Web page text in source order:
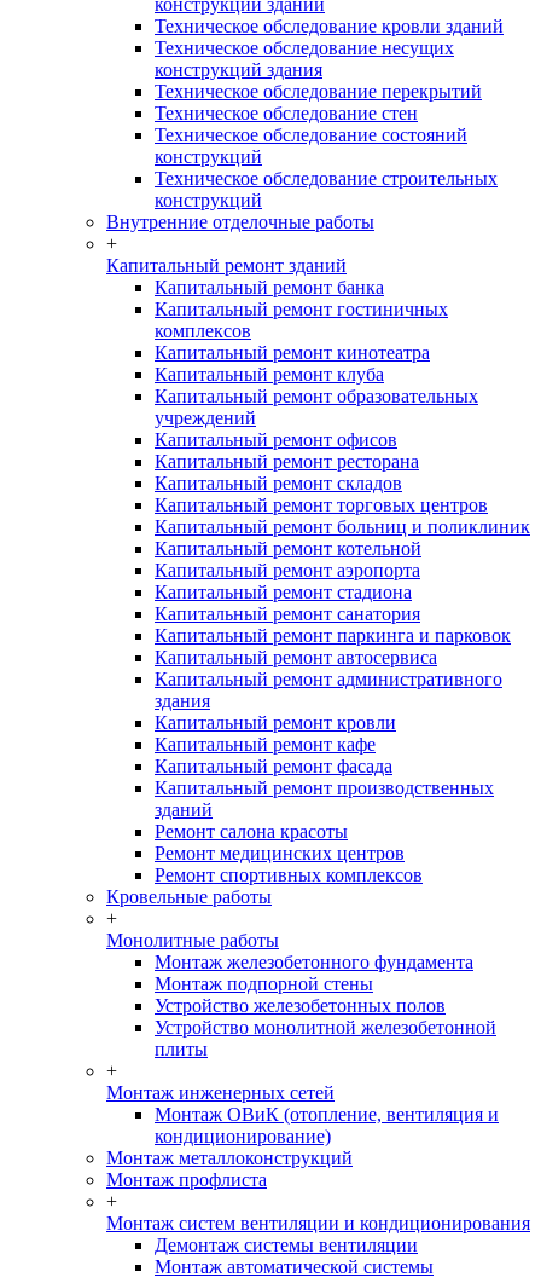
конструкций зданий
Техническое обследование кровли зданий
Техническое обследование несущих
конструкций здания
Техническое обследование перекрытий
Техническое обследование стен
Техническое обследование состояний
конструкций
Техническое обследование строительных
конструкций
Внутренние отделочные работы
+
Капитальный ремонт зданий
Капитальный ремонт банка
Капитальный ремонт гостиничных
комплексов
Капитальный ремонт кинотеатра
Капитальный ремонт клуба
Капитальный ремонт образовательных
учреждений
Капитальный ремонт офисов
Капитальный ремонт ресторана
Капитальный ремонт складов
Капитальный ремонт торговых центров
Капитальный ремонт больниц и поликлиник
Капитальный ремонт котельной
Капитальный ремонт аэропорта
Капитальный ремонт стадиона
Капитальный ремонт санатория
Капитальный ремонт паркинга и парковок
Капитальный ремонт автосервиса
Капитальный ремонт административного
здания
Капитальный ремонт кровли
Капитальный ремонт кафе
Капитальный ремонт фасада
Капитальный ремонт производственных
зданий
Ремонт салона красоты
Ремонт медицинских центров
Ремонт спортивных комплексов
Кровельные работы
+
Монолитные работы
Монтаж железобетонного фундамента
Монтаж подпорной стены
Устройство железобетонных полов
Устройство монолитной железобетонной
плиты
+
Монтаж инженерных сетей
Монтаж ОВиК (отопление, вентиляция и
кондиционирование)
Монтаж металлоконструкций
Монтаж профлиста
+
Монтаж систем вентиляции и кондиционирования
Демонтаж системы вентиляции
Монтаж автоматической системы